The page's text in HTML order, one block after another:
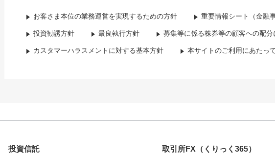
お客さま本位の業務運営を実現するための方針 重要情報シート（金融
投資勧誘方針 最良執行方針 募集等に係る株券等の顧客への配
カスタマーハラスメントに対する基本方針 本サイトのご利用にあたっ
投資信託 取引所FX （くりっく365）